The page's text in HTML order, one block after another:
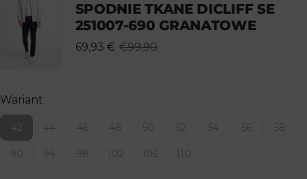
SPODNIE TKANE DICLIFF SE
251007-690 GRANATOWE
69,93 € €99,90
Wariant
42 44 46 48 50 52 54 56 58
90 94 98 102 106 110